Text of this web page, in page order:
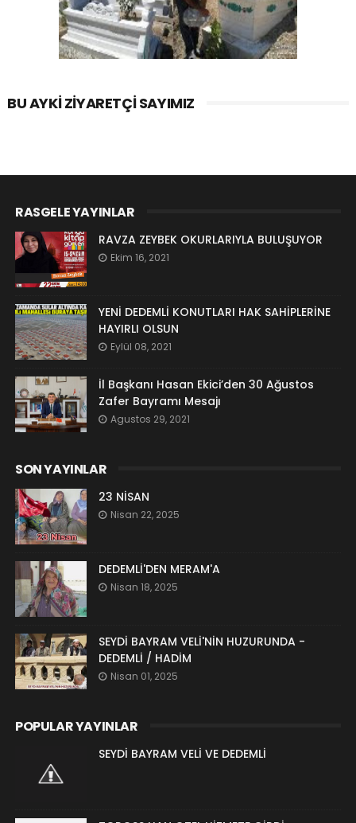
BU AYKI ZIYARETÇI SAYIMIZ
RASGELE YAYINLAR
RAVZA ZEYBEK OKURLARIYLA BULUŞUYOR
Ekim 16, 2021
YENİ DEDEMLİ KONUTLARI HAK SAHİPLERİNE
HAYIRLI OLSUN
Eylül 08, 2021
İl Başkanı Hasan Ekici’den 30 Ağustos
Zafer Bayramı Mesajı
Agustos 29, 2021
SON YAYINLAR
23 NİSAN
Nisan 22, 2025
DEDEMLİ'DEN MERAM'A
Nisan 18, 2025
SEYDİ BAYRAM VELİ'NİN HUZURUNDA -
DEDEMLİ / HADİM
Nisan 01, 2025
POPULAR YAYINLAR
SEYDİ BAYRAM VELİ VE DEDEMLİ